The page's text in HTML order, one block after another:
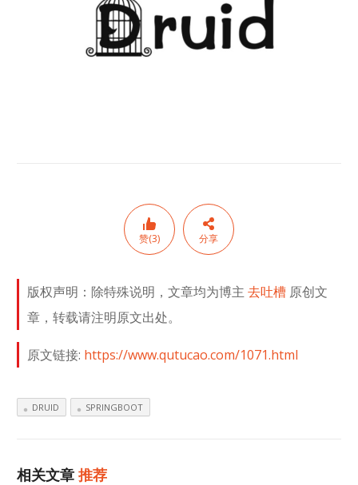
赞(3) 分享
版权声明：除特殊说明，文章均为博主去吐槽 原创文
章，转载请注明原文出处。
原文链接: https://www.qutucao.com/1071.html
DRUID SPRINGBOOT
相关文章推荐